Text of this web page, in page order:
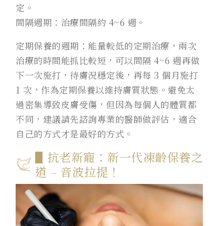
定。
間隔週期：治療間隔約 4~6 週。
定期保養的週期：能量較低的定期治療，兩次
治療的時間能抓比較短，可以間隔 4~6 週再做
下一次施打，待膚況穩定後，再每 3 個月施打
1 次，作為定期保養以維持膚質狀態。避免太
過密集導致皮膚受傷，但因為每個人的體質都
不同，建議請先諮詢專業的醫師做評估，適合
自己的方式才是最好的方式。
▋抗老新寵：新一代凍齡保養之
道 – 音波拉提！